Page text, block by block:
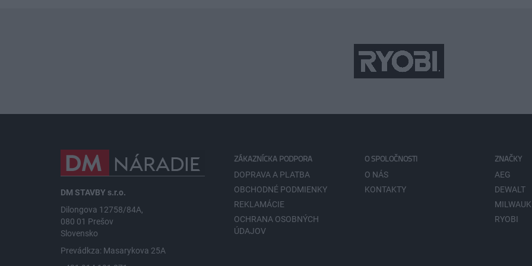
DM STAVBY s.r.o.
Dilongova 12758/84A,
080 01 Prešov
Slovensko
Prevádkza: Masarykova 25A
ZÁKAZNÍCKA PODPORA
DOPRAVA A PLATBA
OBCHODNÉ PODMIENKY
REKLAMÁCIE
OCHRANA OSOBNÝCH
ÚDAJOV
O SPOLOČNOSTI
O NÁS
KONTAKTY
ZNAČKY
AEG
DEWALT
RYOBI